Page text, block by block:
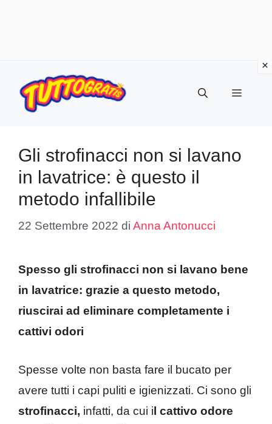
contenuto
Menu
Gli strofinacci non si lavano
in lavatrice: è questo il
metodo infallibile
22 Settembre 2022 di Anna Antonucci
Spesso gli strofinacci non si lavano bene
in lavatrice: grazie a questo metodo,
riuscirai ad eliminare completamente i
cattivi odori
Spesse volte non basta fare il bucato per
avere tutti i capi puliti e igienizzati. Ci sono gli
strofinacci, infatti, da cui il cattivo odore